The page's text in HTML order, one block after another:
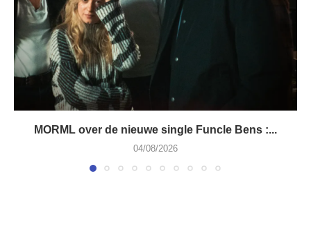
MORML over de nieuwe single Funcle Bens :...
04/08/2026